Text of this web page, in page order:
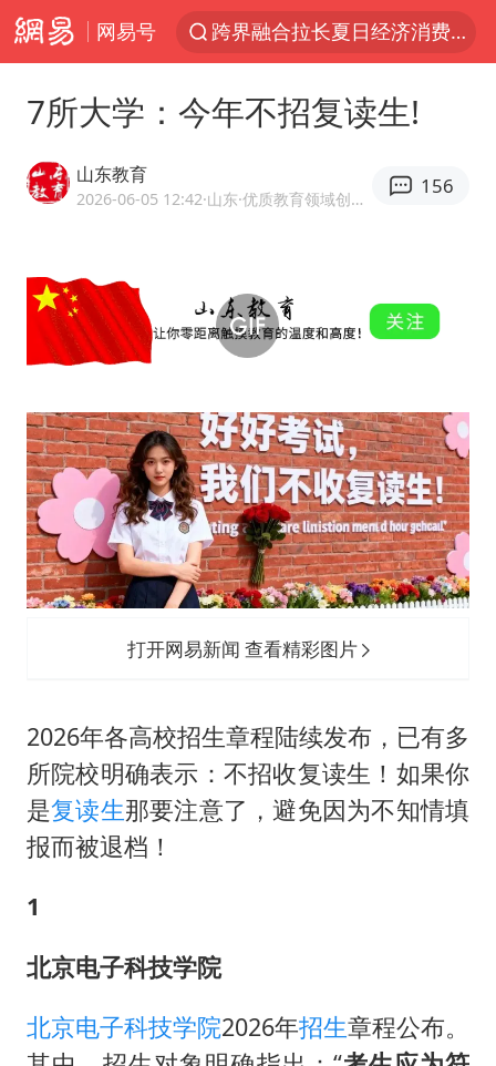
网易号
跨界融合拉长夏日经济消费链条
白海豚逼近浙闽沿海
上海暴雨红色预警
武契奇会见泽连斯基有何意图
上海大部迎大暴雨
台铃电动车仅骑一年就断电趴窝
白海豚5次眼壁置换
浙江海域将现5到8米巨浪到狂浪
日本连续发生两次地震
构建更高水平的全民健身公共服务体系
7所大学：今年不招复读生!
山东教育
2026-06-05 12:42·山东 ·优质教育领域创作者
156
打开网易新闻 查看精彩图片
2026年各高校招生章程陆续发布，已有多
所院校明确表示：不招收复读生！如果你
是复读生那要注意了，避免因为不知情填
报而被退档！
1
北京电子科技学院
北京电子科技学院2026年招生章程公布。